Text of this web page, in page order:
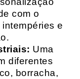
com o
e
Uma
diferentes
borracha,